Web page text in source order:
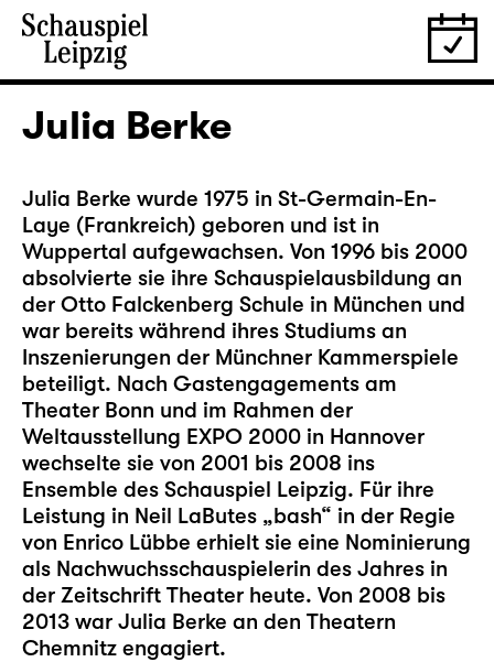
Julia Berke
Julia Berke wurde 1975 in St-Germain-En-
Laye (Frankreich) geboren und ist in
Wuppertal aufgewachsen. Von 1996 bis 2000
absolvierte sie ihre Schauspielausbildung an
der Otto Falckenberg Schule in München und
war bereits während ihres Studiums an
Inszenierungen der Münchner Kammerspiele
beteiligt. Nach Gastengagements am
Theater Bonn und im Rahmen der
Weltausstellung EXPO 2000 in Hannover
wechselte sie von 2001 bis 2008 ins
Ensemble des Schauspiel Leipzig. Für ihre
Leistung in Neil LaButes „bash“ in der Regie
von Enrico Lübbe erhielt sie eine Nominierung
als Nachwuchsschauspielerin des Jahres in
der Zeitschrift Theater heute. Von 2008 bis
2013 war Julia Berke an den Theatern
Chemnitz engagiert.